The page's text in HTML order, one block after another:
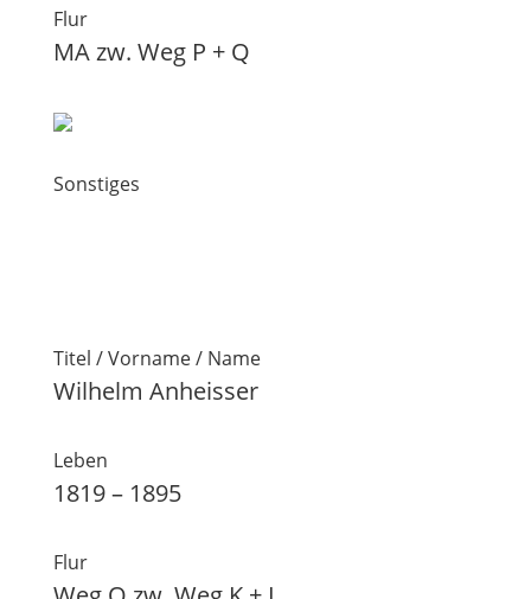
Flur
MA zw. Weg P + Q
Sonstiges
Titel / Vorname / Name
Wilhelm Anheisser
Leben
1819 – 1895
Flur